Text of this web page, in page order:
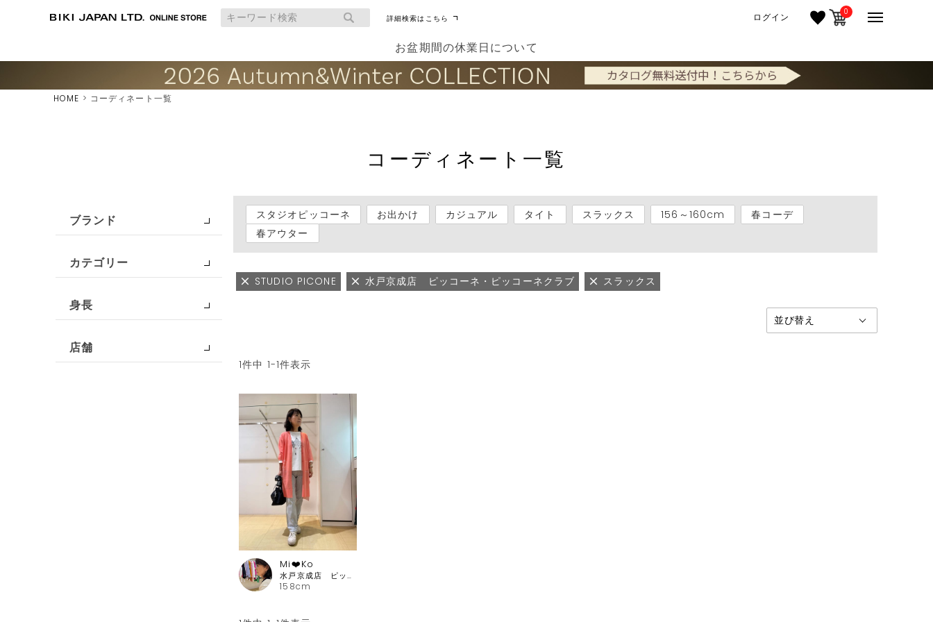
詳細検索はこちら ログイン 0
お盆期間の休業日について
HOME コーディネート一覧
コーディネート一覧
ブランド
カテゴリー
身長
店舗
スタジオピッコーネ お出かけ カジュアル タイト スラックス 156～160cm
春コーデ
春アウター
STUDIO PICONE 水戸京成店 ピッコーネ・ピッコーネクラブ スラックス
1件中 1-1件表示
158cm
Mi❤️Ko
水戸京成店 ピッコーネ・ピッコーネクラブ